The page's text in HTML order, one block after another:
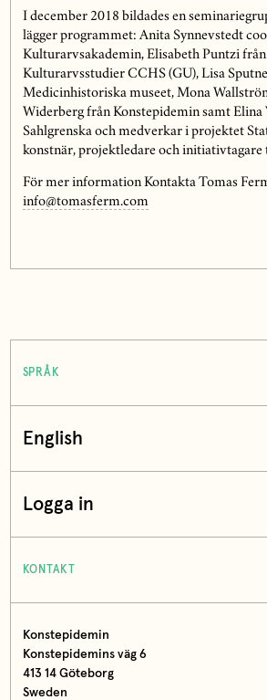
I december 2018 bildades en
lägger programmet: Anita Synnevstedt
Kulturarvsakademin, Elisabeth Puntzi
Kulturarvsstudier CCHS (GU), Lisa
Medicinhistoriska museet, Mona
Widerberg från Konstepidemin samt Elina
Sahlgrenska och medverkar i projektet
konstnär, projektledare och
För mer information Kontakta Tomas
info@tomasferm.com
SPRÅK
English
Logga in
KONTAKT
Konstepidemin
Konstepidemins väg 6
413 14 Göteborg
Sweden